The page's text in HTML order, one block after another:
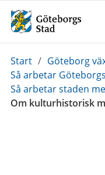
Du
är
här:
Start / Göteborg
Så arbetar
Så arbetar staden
Om kulturhistorisk